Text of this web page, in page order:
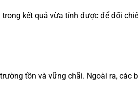
kết quả vừa tính được để đối
tồn và vững chãi. Ngoài ra,